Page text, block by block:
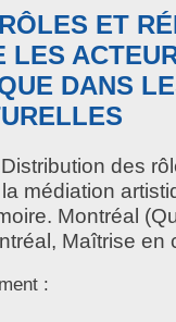
ET
LES
DANS
des
médiation
Montréal
Maîtrise en
: